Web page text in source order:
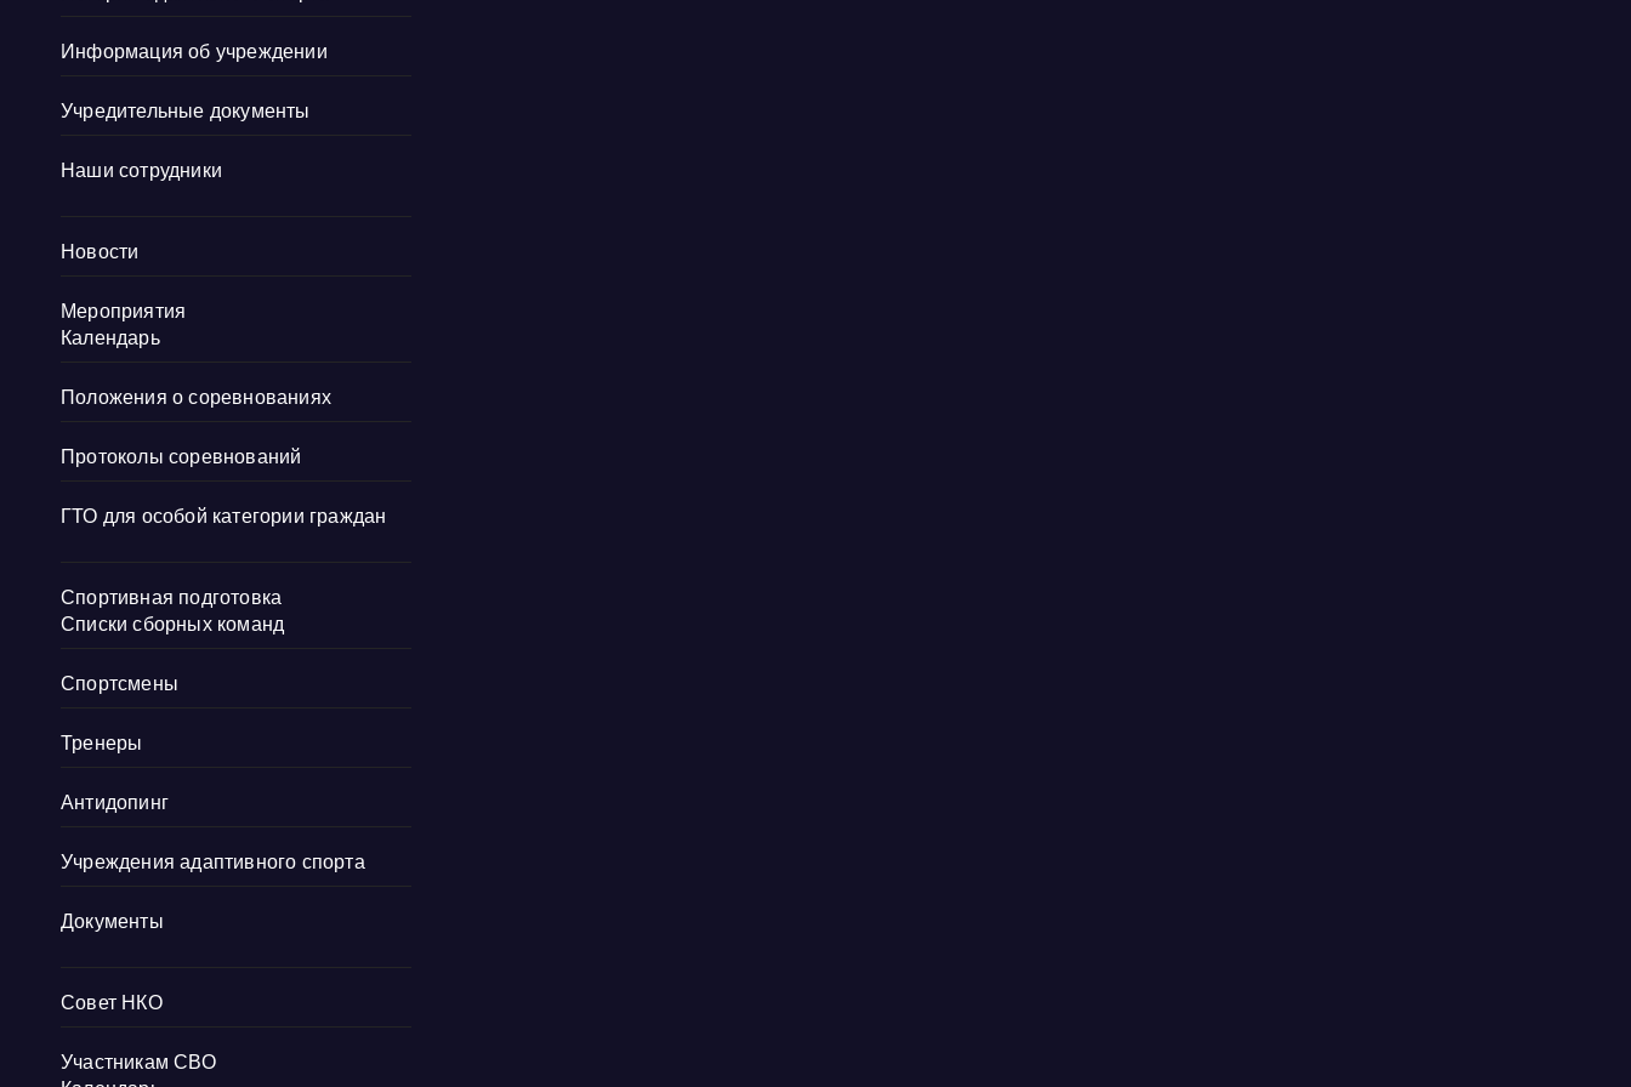
Информация об учреждении
Учредительные документы
Наши сотрудники
Новости
Мероприятия
Календарь
Положения о соревнованиях
Протоколы соревнований
ГТО для особой категории граждан
Спортивная подготовка
Списки сборных команд
Спортсмены
Тренеры
Антидопинг
Учреждения адаптивного спорта
Документы
Совет НКО
Участникам СВО